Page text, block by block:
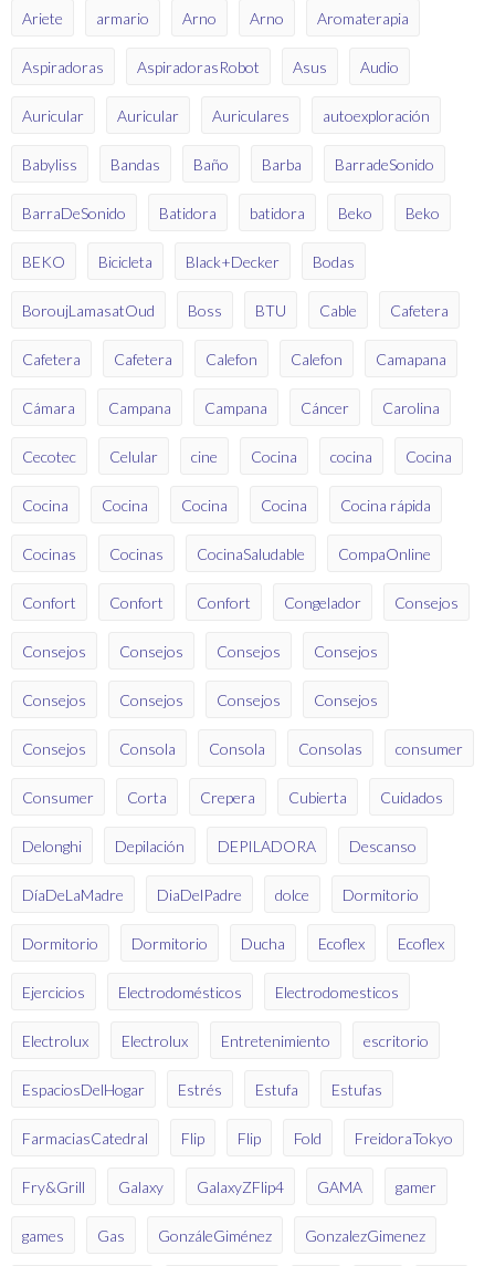
Ariete armario Arno Arno Aromaterapia
Aspiradoras AspiradorasRobot Asus Audio
Auricular Auricular Auriculares autoexploración
Babyliss Bandas Baño Barba BarradeSonido
BarraDeSonido Batidora batidora Beko Beko
BEKO Bicicleta Black+Decker Bodas
BoroujLamasatOud Boss BTU Cable Cafetera
Cafetera Cafetera Calefon Calefon Camapana
Cámara Campana Campana Cáncer Carolina
Cecotec Celular cine Cocina cocina Cocina
Cocina Cocina Cocina Cocina Cocina rápida
Cocinas Cocinas CocinaSaludable CompaOnline
Confort Confort Confort Congelador Consejos
Consejos Consejos Consejos Consejos
Consejos Consejos Consejos Consejos
Consejos Consola Consola Consolas consumer
Consumer Corta Crepera Cubierta Cuidados
Delonghi Depilación DEPILADORA Descanso
DíaDeLaMadre DiaDelPadre dolce Dormitorio
Dormitorio Dormitorio Ducha Ecoflex Ecoflex
Ejercicios Electrodomésticos Electrodomesticos
Electrolux Electrolux Entretenimiento escritorio
EspaciosDelHogar Estrés Estufa Estufas
FarmaciasCatedral Flip Flip Fold FreidoraTokyo
Fry&Grill Galaxy GalaxyZFlip4 GAMA gamer
games Gas GonzáleGiménez GonzalezGimenez